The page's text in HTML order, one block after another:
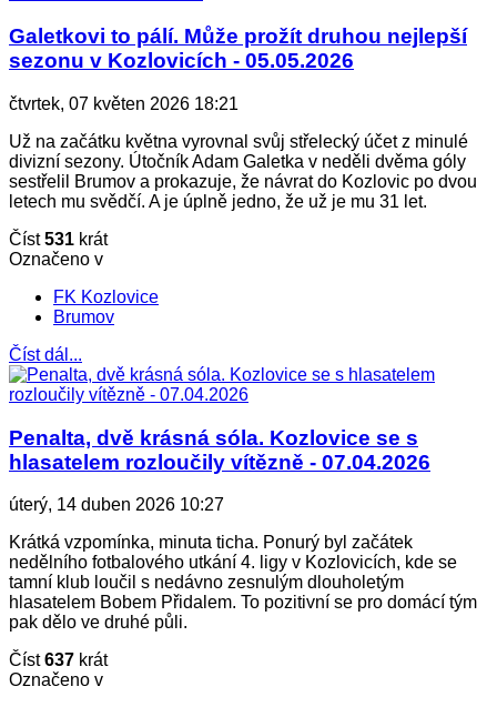
Galetkovi to pálí. Může prožít druhou nejlepší
sezonu v Kozlovicích - 05.05.2026
čtvrtek, 07 květen 2026 18:21
Už na začátku května vyrovnal svůj střelecký účet z minulé
divizní sezony. Útočník Adam Galetka v neděli dvěma góly
sestřelil Brumov a prokazuje, že návrat do Kozlovic po dvou
letech mu svědčí. A je úplně jedno, že už je mu 31 let.
Číst531 krát
Označeno v
FK Kozlovice
Brumov
Číst dál...
Penalta, dvě krásná sóla. Kozlovice se s
hlasatelem rozloučily vítězně - 07.04.2026
úterý, 14 duben 2026 10:27
Krátká vzpomínka, minuta ticha. Ponurý byl začátek
nedělního fotbalového utkání 4. ligy v Kozlovicích, kde se
tamní klub loučil s nedávno zesnulým dlouholetým
hlasatelem Bobem Přidalem. To pozitivní se pro domácí tým
pak dělo ve druhé půli.
Číst637 krát
Označeno v